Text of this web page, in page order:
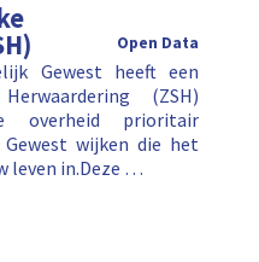
Open Data
Gewest heeft een
(ZSH)
overheid prioritair
wijken die het
leven in.Deze …